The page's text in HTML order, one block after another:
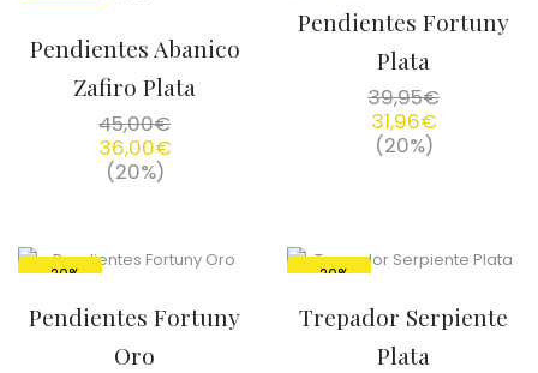
Pendientes Abanico
Zafiro Plata
45,00€
36,00€
(20%)
Pendientes Fortuny
Plata
39,95€
31,96€
(20%)
-20%
Pendientes Fortuny
Oro
-20%
Trepador Serpiente
Plata